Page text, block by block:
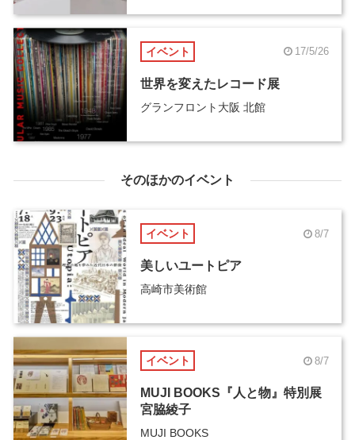
イベント 17/5/26
世界を変えたレコード展
グランフロント大阪 北館
そのほかのイベント
イベント 8/7
美しいユートピア
高崎市美術館
イベント 8/7
MUJI BOOKS『人と物』特別展
宮脇綾子
MUJI BOOKS